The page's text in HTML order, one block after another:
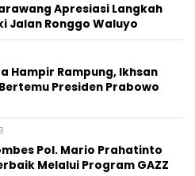
Apresiasi Langkah
Jalan Ronggo Waluyo
Hampir Rampung, Ikhsan
Presiden Prabowo
Pol. Mario Prahatinto
Melalui Program GAZZ